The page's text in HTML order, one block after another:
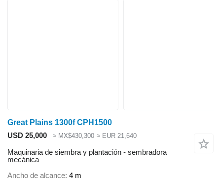
Great Plains 1300f CPH1500
USD 25,000
≈ MX$430,300 ≈ EUR 21,640
Maquinaria de siembra y plantación - sembradora
mecánica
Ancho de alcance 4 m